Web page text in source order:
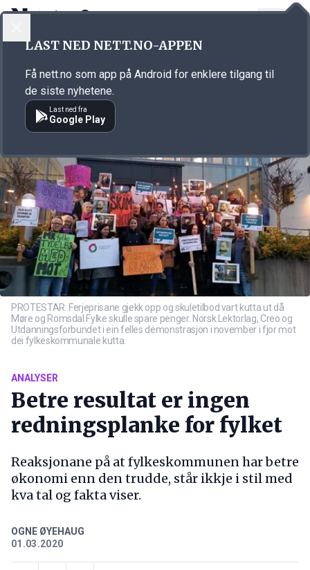
Annonsørinnhold
PROTESTAR: Ferjeprisane gjekk opp og skuletilbod vart kutta ut då
Møre og Romsdal Fylke skulle spare penger. Norsk Lektorlag, Creo og
Utdanningsforbundet i ein felles demonstrasjon i november i fjor mot
dei fylkeskommunale kutta.
ANALYSER
Betre resultat er ingen
redningsplanke for fylket
Reaksjonane på at fylkeskommunen har betre
økonomi enn den trudde, står ikkje i stil med
kva tal og fakta viser.
OGNE ØYEHAUG
01.03.2020
LAST NED NETT.NO-APPEN
Få nett.no som app på Android for enklere tilgang til
de siste nyhetene.
Last ned fra
Google Play